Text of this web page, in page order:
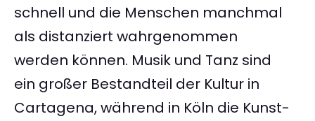
schnell und die Menschen manchmal
als distanziert wahrgenommen
werden können. Musik und Tanz sind
ein großer Bestandteil der Kultur in
Cartagena, während in Köln die Kunst-